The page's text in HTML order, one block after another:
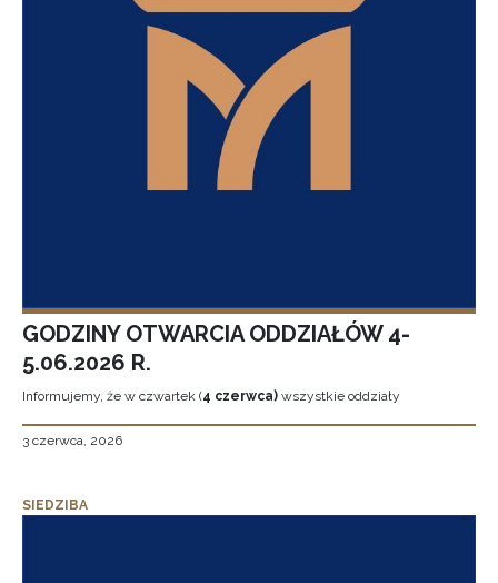
GODZINY OTWARCIA ODDZIAŁÓW 4-
5.06.2026 R.
Informujemy, że w czwartek (4 czerwca) wszystkie oddziały
3 czerwca, 2026
SIEDZIBA